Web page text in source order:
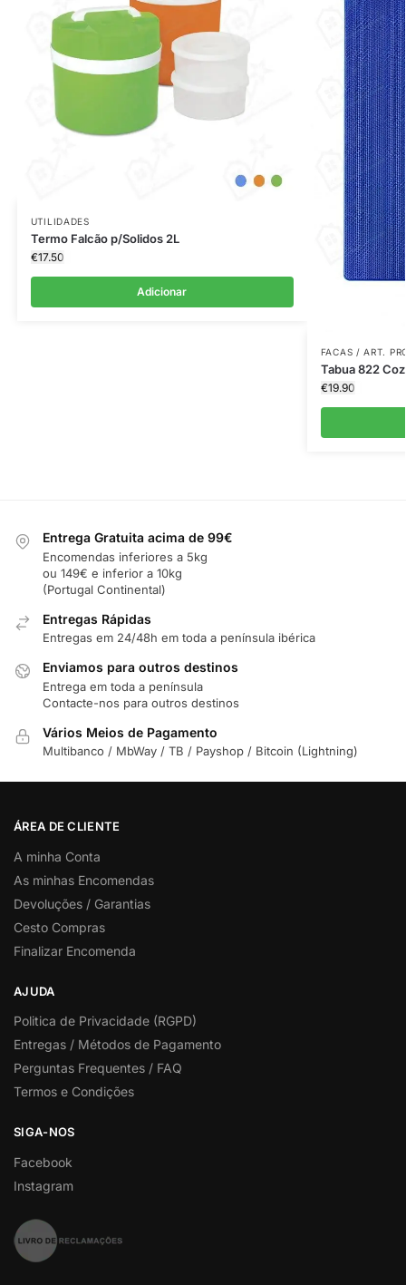
UTILIDADES
Termo Falcão p/Solidos 2L
€17.50
Adicionar
FACAS / ART.
Tabua 822
€19.90
Entrega Gratuita acima de 99€
Encomendas inferiores a 5kg
ou 149€ e inferior a 10kg
(Portugal Continental)
Entregas Rápidas
Entregas em 24/48h em toda a península ibérica
Enviamos para outros destinos
Entrega em toda a península
Contacte-nos para outros destinos
Vários Meios de Pagamento
Multibanco / MbWay / TB / Payshop / Bitcoin (Lightning)
ÁREA DE CLIENTE
A minha Conta
As minhas Encomendas
Devoluções / Garantias
Cesto Compras
Finalizar Encomenda
AJUDA
Politica de Privacidade (RGPD)
Entregas / Métodos de Pagamento
Perguntas Frequentes / FAQ
Termos e Condições
SIGA-NOS
Facebook
Instagram